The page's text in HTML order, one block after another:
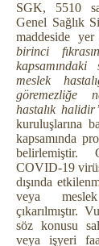
SGK, 5510
Genel Sağlık
maddeside
birinci
meslek
göremezliğe
hastalık
kuruluşlarına
kapsamında
belirlemiştir.
COVID-19
dışında
veya meslek
çıkarılmıştır.
söz konusu
veya işyeri